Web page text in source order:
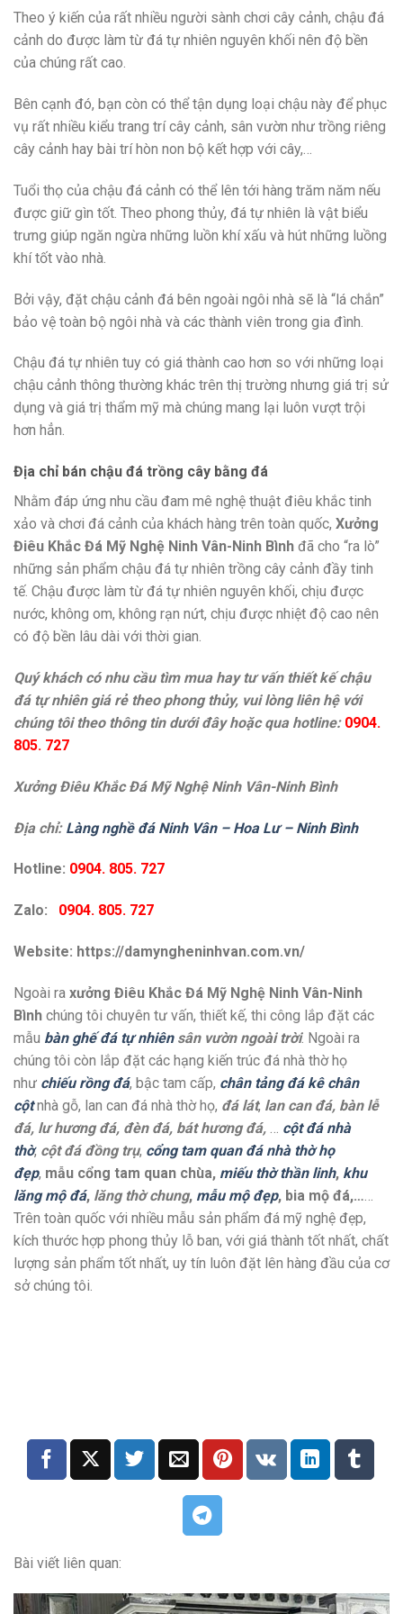
Theo ý kiến của rất nhiều người sành chơi cây cảnh, chậu đá
cảnh do được làm từ đá tự nhiên nguyên khối nên độ bền
của chúng rất cao.
Bên cạnh đó, bạn còn có thể tận dụng loại chậu này để phục
vụ rất nhiều kiểu trang trí cây cảnh, sân vườn như trồng riêng
cây cảnh hay bài trí hòn non bộ kết hợp với cây,…
Tuổi thọ của chậu đá cảnh có thể lên tới hàng trăm năm nếu
được giữ gìn tốt. Theo phong thủy, đá tự nhiên là vật biểu
trưng giúp ngăn ngừa những luồn khí xấu và hút những luồng
khí tốt vào nhà.
Bởi vậy, đặt chậu cảnh đá bên ngoài ngôi nhà sẽ là “lá chắn”
bảo vệ toàn bộ ngôi nhà và các thành viên trong gia đình.
Chậu đá tự nhiên tuy có giá thành cao hơn so với những loại
chậu cảnh thông thường khác trên thị trường nhưng giá trị sử
dụng và giá trị thẩm mỹ mà chúng mang lại luôn vượt trội
hơn hẳn.
Địa chỉ bán chậu đá trồng cây bằng đá
Nhằm đáp ứng nhu cầu đam mê nghệ thuật điêu khắc tinh
xảo và chơi đá cảnh của khách hàng trên toàn quốc, Xưởng
Điêu Khắc Đá Mỹ Nghệ Ninh Vân-Ninh Bình đã cho “ra lò”
những sản phẩm chậu đá tự nhiên trồng cây cảnh đầy tinh
tế. Chậu được làm từ đá tự nhiên nguyên khối, chịu được
nước, không om, không rạn nứt, chịu được nhiệt độ cao nên
có độ bền lâu dài với thời gian.
Quý khách có nhu cầu tìm mua hay tư vấn thiết kế chậu
đá tự nhiên giá rẻ theo phong thủy, vui lòng liên hệ với
chúng tôi theo thông tin dưới đây hoặc qua hotline: 0904.
805. 727
Xưởng Điêu Khắc Đá Mỹ Nghệ Ninh Vân-Ninh Bình
Địa chỉ: Làng nghề đá Ninh Vân – Hoa Lư – Ninh Bình
Hotline: 0904. 805. 727
Zalo: 0904. 805. 727
Website: https://damyngheninhvan.com.vn/
Ngoài ra xưởng Điêu Khắc Đá Mỹ Nghệ Ninh Vân-Ninh
Bình chúng tôi chuyên tư vấn, thiết kế, thi công lắp đặt các
mẫu bàn ghế đá tự nhiênsân vườn ngoài trời. Ngoài ra
chúng tôi còn lắp đặt các hạng kiến trúc đá nhà thờ họ
như chiếu rồng đá, bậc tam cấp, chân tảng đá kê chân
cộtnhà gỗ, lan can đá nhà thờ họ, đá lát, lan can đá, bàn lễ
đá, lư hương đá, đèn đá, bát hương đá,
cột đá nhà
thờ, cột đá đồng trụ, cổng tam quan đá nhà thờ họ
đẹp, mẫu cổng tam quan chùa, miếu thờ thần linh, khu
lăng mộ đá, lăng thờ chung, mẫu mộ đẹp, bia mộ đá,…
Trên toàn quốc với nhiều mẫu sản phẩm đá mỹ nghệ đẹp,
kích thước hợp phong thủy lỗ ban, với giá thành tốt nhất, chất
lượng sản phẩm tốt nhất, uy tín luôn đặt lên hàng đầu của cơ
sở chúng tôi.
Bài viết liên quan: